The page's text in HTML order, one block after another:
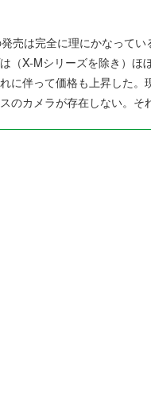
売は完全に理にかなって
（X-Mシリーズを除き）
に伴って価格も上昇した
のカメラが存在しない。そ